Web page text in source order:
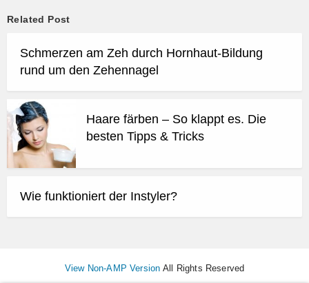
Related Post
Schmerzen am Zeh durch Hornhaut-Bildung
rund um den Zehennagel
Haare färben – So klappt es. Die
besten Tipps & Tricks
Wie funktioniert der Instyler?
View Non-AMP Version All Rights Reserved